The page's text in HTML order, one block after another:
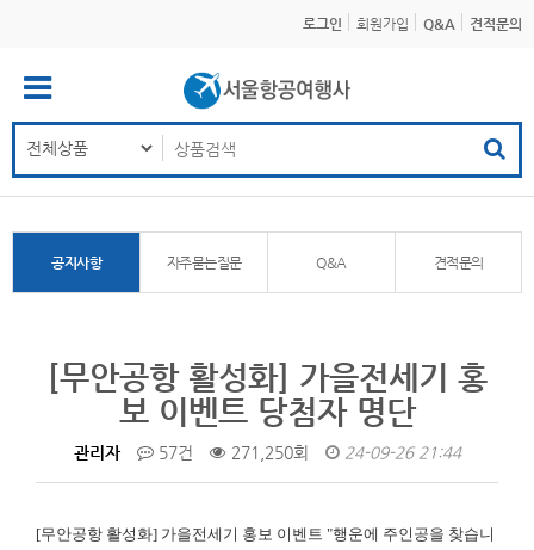
로그인 회원가입 Q&A 견적문의
공지사항 자주묻는질문 Q&A 견적문의
[무안공항 활성화] 가을전세기 홍
보 이벤트 당첨자 명단
관리자 57건 271,250회 24-09-26 21:44
[무안공항 활성화] 가을전세기 홍보 이벤트 "행운에 주인공을 찾습니